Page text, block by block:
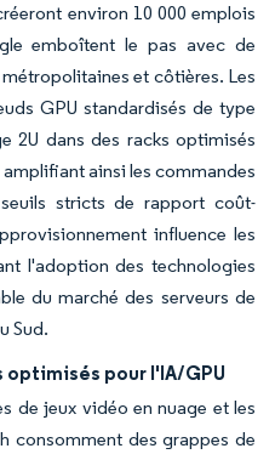
environ 10 000 emplois
emboîtent le pas avec de
et côtières. Les
GPU standardisés de type
2U dans des racks optimisés
ainsi les commandes
stricts de rapport coût-
influence les
l'adoption des technologies
du marché des serveurs de
Sud.
pour l'IA/GPU
de jeux vidéo en nuage et les
consomment des grappes de